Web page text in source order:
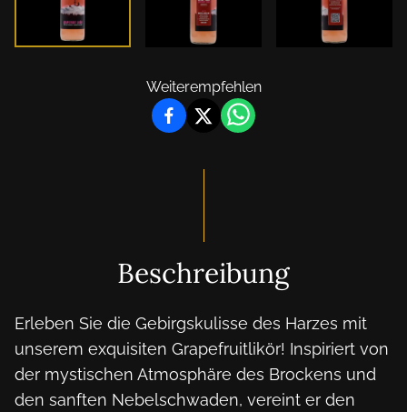
Weiterempfehlen
Beschreibung
Erleben Sie die Gebirgskulisse des Harzes mit
unserem exquisiten Grapefruitlikör! Inspiriert von
der mystischen Atmosphäre des Brockens und
den sanften Nebelschwaden, vereint er den